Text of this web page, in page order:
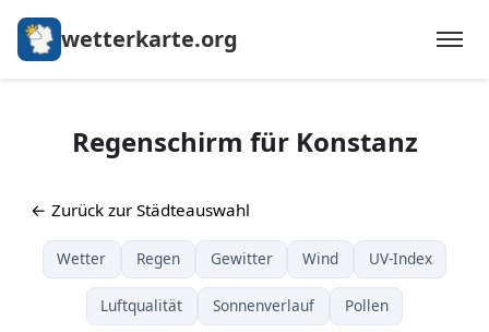
wetterkarte.org
Regenschirm für Konstanz
← Zurück zur Städteauswahl
Wetter Regen Gewitter Wind UV-Index
Luftqualität Sonnenverlauf Pollen